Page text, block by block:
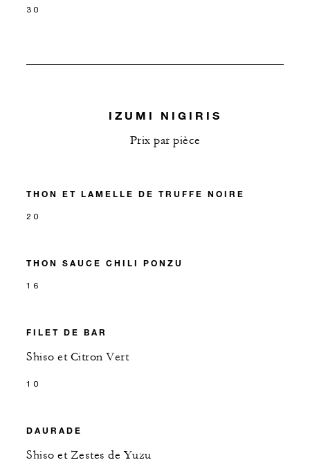
30
IZUMI NIGIRIS
Prix par pièce
THON ET LAMELLE DE TRUFFE NOIRE
20
THON SAUCE CHILI PONZU
16
FILET DE BAR
Shiso et Citron Vert
10
DAURADE
Shiso et Zestes de Yuzu